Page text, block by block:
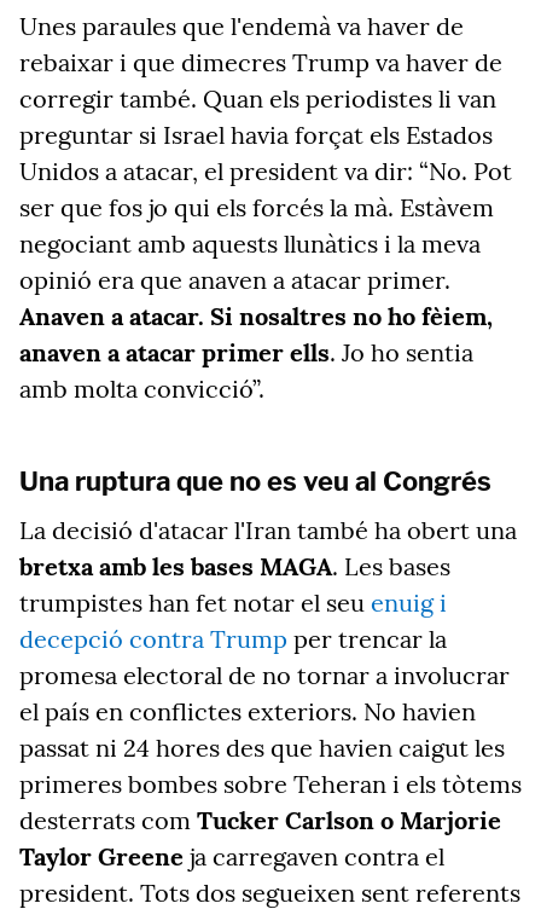
Unes paraules que l'endemà va haver de
rebaixar i que dimecres Trump va haver de
corregir també. Quan els periodistes li van
preguntar si Israel havia forçat els Estados
Unidos a atacar, el president va dir: “No. Pot
ser que fos jo qui els forcés la mà. Estàvem
negociant amb aquests llunàtics i la meva
opinió era que anaven a atacar primer.
Anaven a atacar. Si nosaltres no ho fèiem,
anaven a atacar primer ells. Jo ho sentia
amb molta convicció”.
Una ruptura que no es veu al Congrés
La decisió d'atacar l'Iran també ha obert una
bretxa amb les bases MAGA. Les bases
trumpistes han fet notar el seu enuig i
decepció contra Trump per trencar la
promesa electoral de no tornar a involucrar
el país en conflictes exteriors. No havien
passat ni 24 hores des que havien caigut les
primeres bombes sobre Teheran i els tòtems
desterrats com Tucker Carlson o Marjorie
Taylor Greene ja carregaven contra el
president. Tots dos segueixen sent referents